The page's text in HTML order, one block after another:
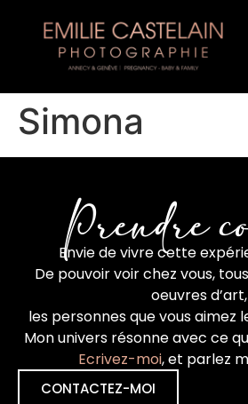
Simona
Prendre
Envie de vivre cette
De pouvoir voir chez vous,
oeuvres d’art,
les personnes que vous aimez
Mon univers résonne avec ce
Ecrivez-moi, et parlez
CONTACTEZ-MOI